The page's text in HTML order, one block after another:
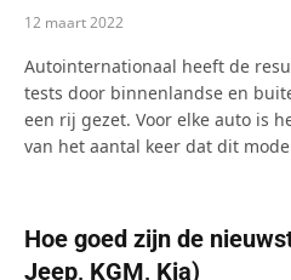
12 maart 2022
Autointernationaal heeft de
tests door binnenlandse en
een rij gezet. Voor elke auto is
van het aantal keer dat dit
Hoe goed zijn de
Jeep, KGM, Kia)